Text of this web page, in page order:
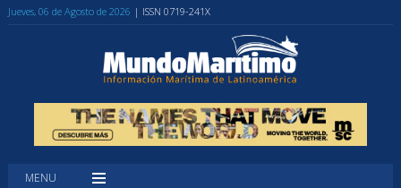
Jueves, 06 de Agosto de 2026 | ISSN 0719-241X
MENU